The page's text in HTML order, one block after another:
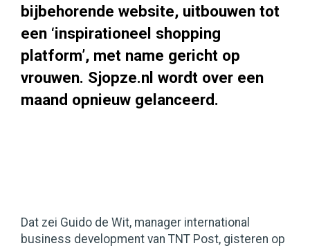
bijbehorende website, uitbouwen tot
een ‘inspirationeel shopping
platform’, met name gericht op
vrouwen. Sjopze.nl wordt over een
maand opnieuw gelanceerd.
Dat zei Guido de Wit, manager international
business development van TNT Post, gisteren op